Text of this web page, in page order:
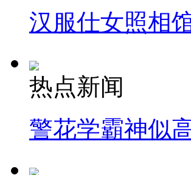
汉服仕女照相
热点新闻
警花学霸神似